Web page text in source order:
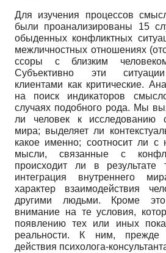
Для изучения процессов
были проанализированы 15
обыденных конфликтных
межличностных отношениях
ссоры с близким
Субъективно эти
клиентами как критические.
на поиск индикаторов
случаях подобного рода. Мы
ли человек к исследованию
мира; выделяет ли
какое именно; соотносит ли
мысли, связанные с
происходит ли в результате
интеграция внутреннего
характер взаимодействия
другими людьми. Кроме
внимание на те условия,
появлению тех или иных
реальности. К ним, прежде
действия психолога-